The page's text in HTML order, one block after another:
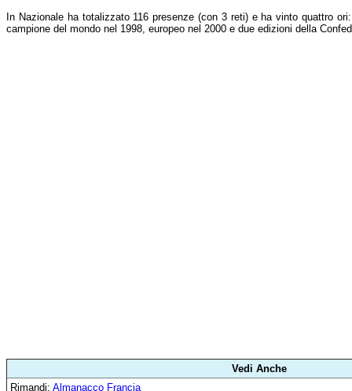
In Nazionale ha totalizzato 116 presenze (con 3 reti) e ha vinto quattro ori:
campione del mondo nel 1998, europeo nel 2000 e due edizioni della
Vedi Anche
Rimandi: Almanacco Francia